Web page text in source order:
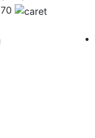
70